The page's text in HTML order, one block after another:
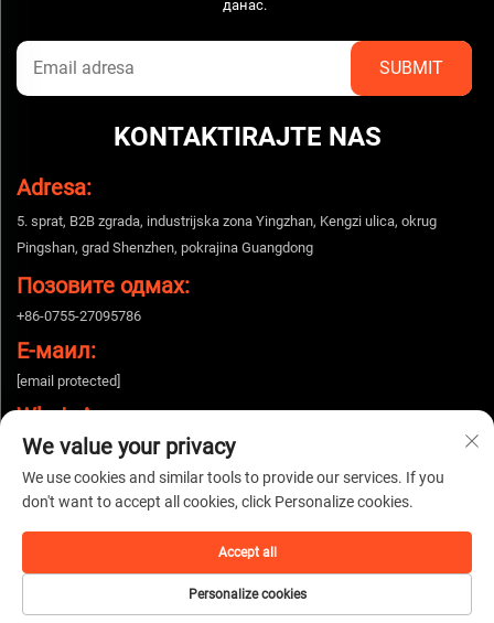
данас.
KONTAKTIRAJTE NAS
Adresa:
5. sprat, B2B zgrada, industrijska zona Yingzhan, Kengzi ulica, okrug
Pingshan, grad Shenzhen, pokrajina Guangdong
Позовите одмах:
+86-0755-27095786
Е-маил:
[email protected]
WhatsApp:
+86-15112424643
Ltd. Sva prava zadržana. |
Политика приватности
We value your privacy
We use cookies and similar tools to provide our services. If you
don't want to accept all cookies, click Personalize cookies.
Personalize cookies
Accept all